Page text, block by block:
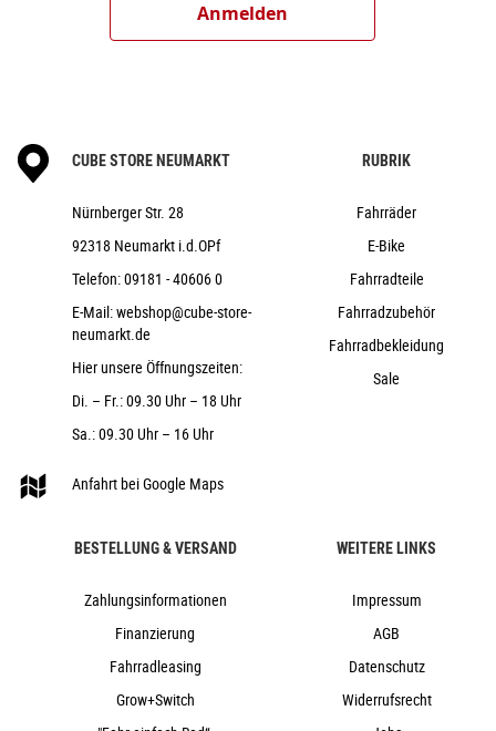
ACID SLX 25, 32/32 Spokes,
CUBE Comfort Trail Bar, 720mm
ACROS AZF-1035, ICR (Integrated Cable
Routing), Top Zero-Stack 1 1/2" (ZS 56mm), Bottom Zero-
Stack 1 1/2" (ZS 56mm), HIC
ACID PP Trekking
CUBE Dropper Post, Handlebar Lever,
Internal Cable Routing, 31.6mm
ACID Sequence 180
ACID Front Light PRO-E 60 X-Connect,
12V, DC
ACID FM Pure Kickstand
ACID SIC 2.0 RILink
chilli´n´black
Cube
Anmelden
CUBE STORE NEUMARKT
Nürnberger Str. 28
92318 Neumarkt i.d.OPf
Telefon:09181 - 40606 0
E-Mail:webshop@cube-store-
neumarkt.de
Hier unsere Öffnungszeiten:
Di. – Fr.: 09.30 Uhr – 18 Uhr
Sa.: 09.30 Uhr – 16 Uhr
Anfahrt bei Google Maps
RUBRIK
Fahrräder
E-Bike
Fahrradteile
Fahrradzubehör
Fahrradbekleidung
Sale
BESTELLUNG & VERSAND
Zahlungsinformationen
Finanzierung
Fahrradleasing
Grow+Switch
WEITERE LINKS
Impressum
AGB
Datenschutz
Widerrufsrecht